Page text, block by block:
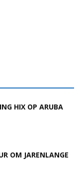
HIX OP ARUBA
OM JARENLANGE